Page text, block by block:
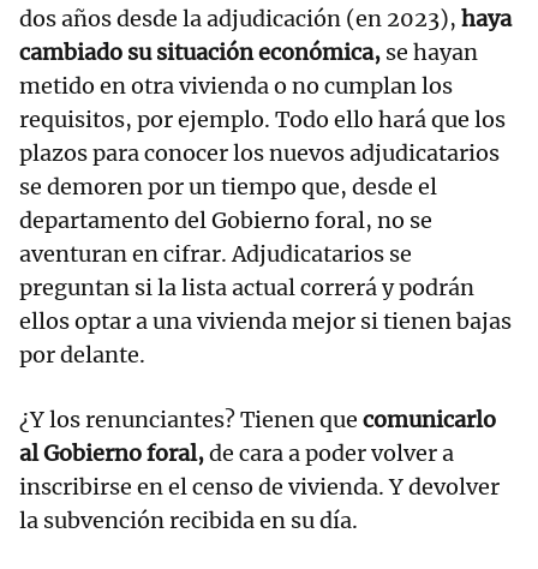
dos años desde la adjudicación (en 2023), haya
cambiado su situación económica, se hayan
metido en otra vivienda o no cumplan los
requisitos, por ejemplo. Todo ello hará que los
plazos para conocer los nuevos adjudicatarios
se demoren por un tiempo que, desde el
departamento del Gobierno foral, no se
aventuran en cifrar. Adjudicatarios se
preguntan si la lista actual correrá y podrán
ellos optar a una vivienda mejor si tienen bajas
por delante.
¿Y los renunciantes? Tienen que comunicarlo
al Gobierno foral,de cara a poder volver a
inscribirse en el censo de vivienda. Y devolver
la subvención recibida en su día.